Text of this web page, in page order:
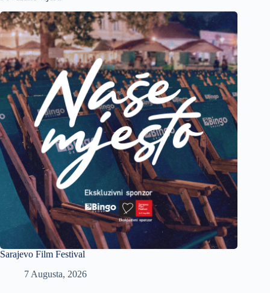
Sarajevo Film Festival
7 Augusta, 2026